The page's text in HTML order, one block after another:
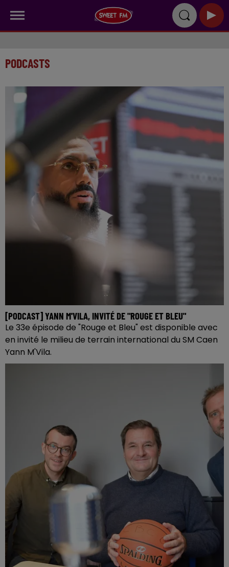
PODCASTS
[PODCAST] YANN M'VILA, INVITÉ DE "ROUGE ET BLEU"
Le 33e épisode de "Rouge et Bleu" est disponible avec
en invité le milieu de terrain international du SM Caen
Yann M'Vila.